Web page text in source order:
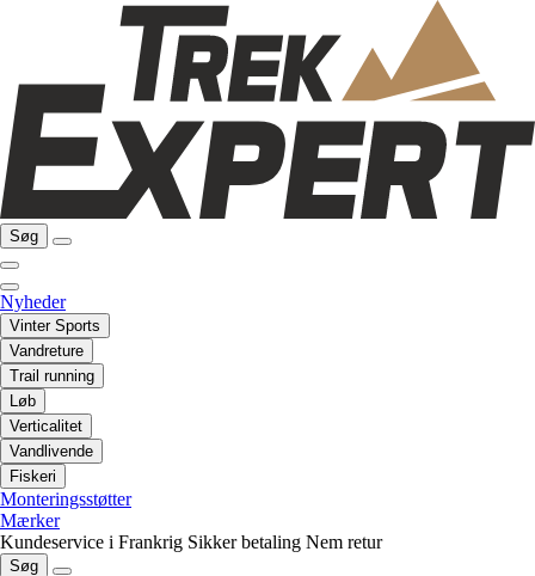
Søg
Nyheder
Vinter Sports
Vandreture
Trail running
Løb
Verticalitet
Vandlivende
Fiskeri
Monteringsstøtter
Mærker
Kundeservice i Frankrig Sikker betaling Nem retur
Søg